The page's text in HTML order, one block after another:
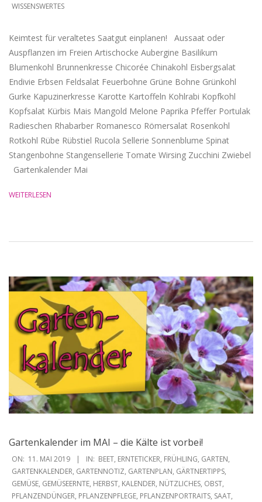
WISSENSWERTES
Keimtest für veraltetes Saatgut einplanen! Aussaat oder
Auspflanzen im Freien Artischocke Aubergine Basilikum
Blumenkohl Brunnenkresse Chicorée Chinakohl Eisbergsalat
Endivie Erbsen Feldsalat Feuerbohne Grüne Bohne Grünkohl
Gurke Kapuzinerkresse Karotte Kartoffeln Kohlrabi Kopfkohl
Kopfsalat Kürbis Mais Mangold Melone Paprika Pfeffer Portulak
Radieschen Rhabarber Romanesco Römersalat Rosenkohl
Rotkohl Rübe Rübstiel Rucola Sellerie Sonnenblume Spinat
Stangenbohne Stangensellerie Tomate Wirsing Zucchini Zwiebel
Gartenkalender Mai
WEITERLESEN
Gartenkalender im MAI – die Kälte ist vorbei!
2019-
05-
11
ON: 11. MAI 2019 IN: BEET, ERNTETICKER, FRÜHLING, GARTEN,
GARTENKALENDER, GARTENNOTIZ, GARTENPLAN, GÄRTNERTIPPS,
GEMÜSE, GEMÜSEERNTE, HERBST, KALENDER, NÜTZLICHES, OBST,
PFLANZENDÜNGER, PFLANZENPFLEGE, PFLANZENPORTRAITS, SAAT,